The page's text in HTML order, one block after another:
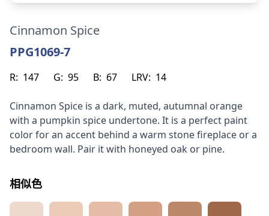
Cinnamon Spice
PPG1069-7
R: 147 G: 95 B: 67 LRV: 14
Cinnamon Spice is a dark, muted, autumnal orange
with a pumpkin spice undertone. It is a perfect paint
color for an accent behind a warm stone fireplace or a
bedroom wall. Pair it with honeyed oak or pine.
相似色